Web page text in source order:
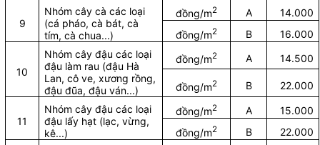
9
Nhóm cây cà các loại
(cá pháo, cà bát, cà
tím, cà chua...)
đồng/m2 A
14.000
đồng/m2 B 16.000
10
Nhóm cây đậu các loại
đậu làm rau (đậu Hà
Lan, cô ve, xương rồng,
đậu đũa, đậu ván...)
đồng/m2 A 14.500
đồng/m2 B 22.000
11
Nhóm cây đậu các loại
đậu lấy hạt (lạc, vừng,
kê...)
đồng/m2 A
15.000
đồng/m2 B 22.000